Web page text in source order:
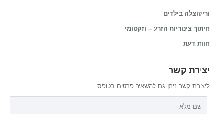
וריקוצלה בילדים
חיתוך צינוריות הזרע – וזקטומי
חוות דעת
יצירת קשר
ליצירת קשר ניתן גם להשאיר פרטים בטופס: